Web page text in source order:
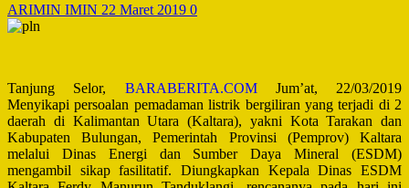
ARIMIN IMIN 22 Maret 2019 0
Tanjung Selor, BARABERITA.COMJum’at, 22/03/2019
Menyikapi persoalan pemadaman listrik bergiliran yang terjadi di 2
daerah di Kalimantan Utara (Kaltara), yakni Kota Tarakan dan
Kabupaten Bulungan, Pemerintah Provinsi (Pemprov) Kaltara
melalui Dinas Energi dan Sumber Daya Mineral (ESDM)
mengambil sikap fasilitatif. Diungkapkan Kepala Dinas ESDM